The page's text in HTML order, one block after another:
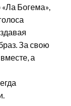
Богема»,
За свою
а